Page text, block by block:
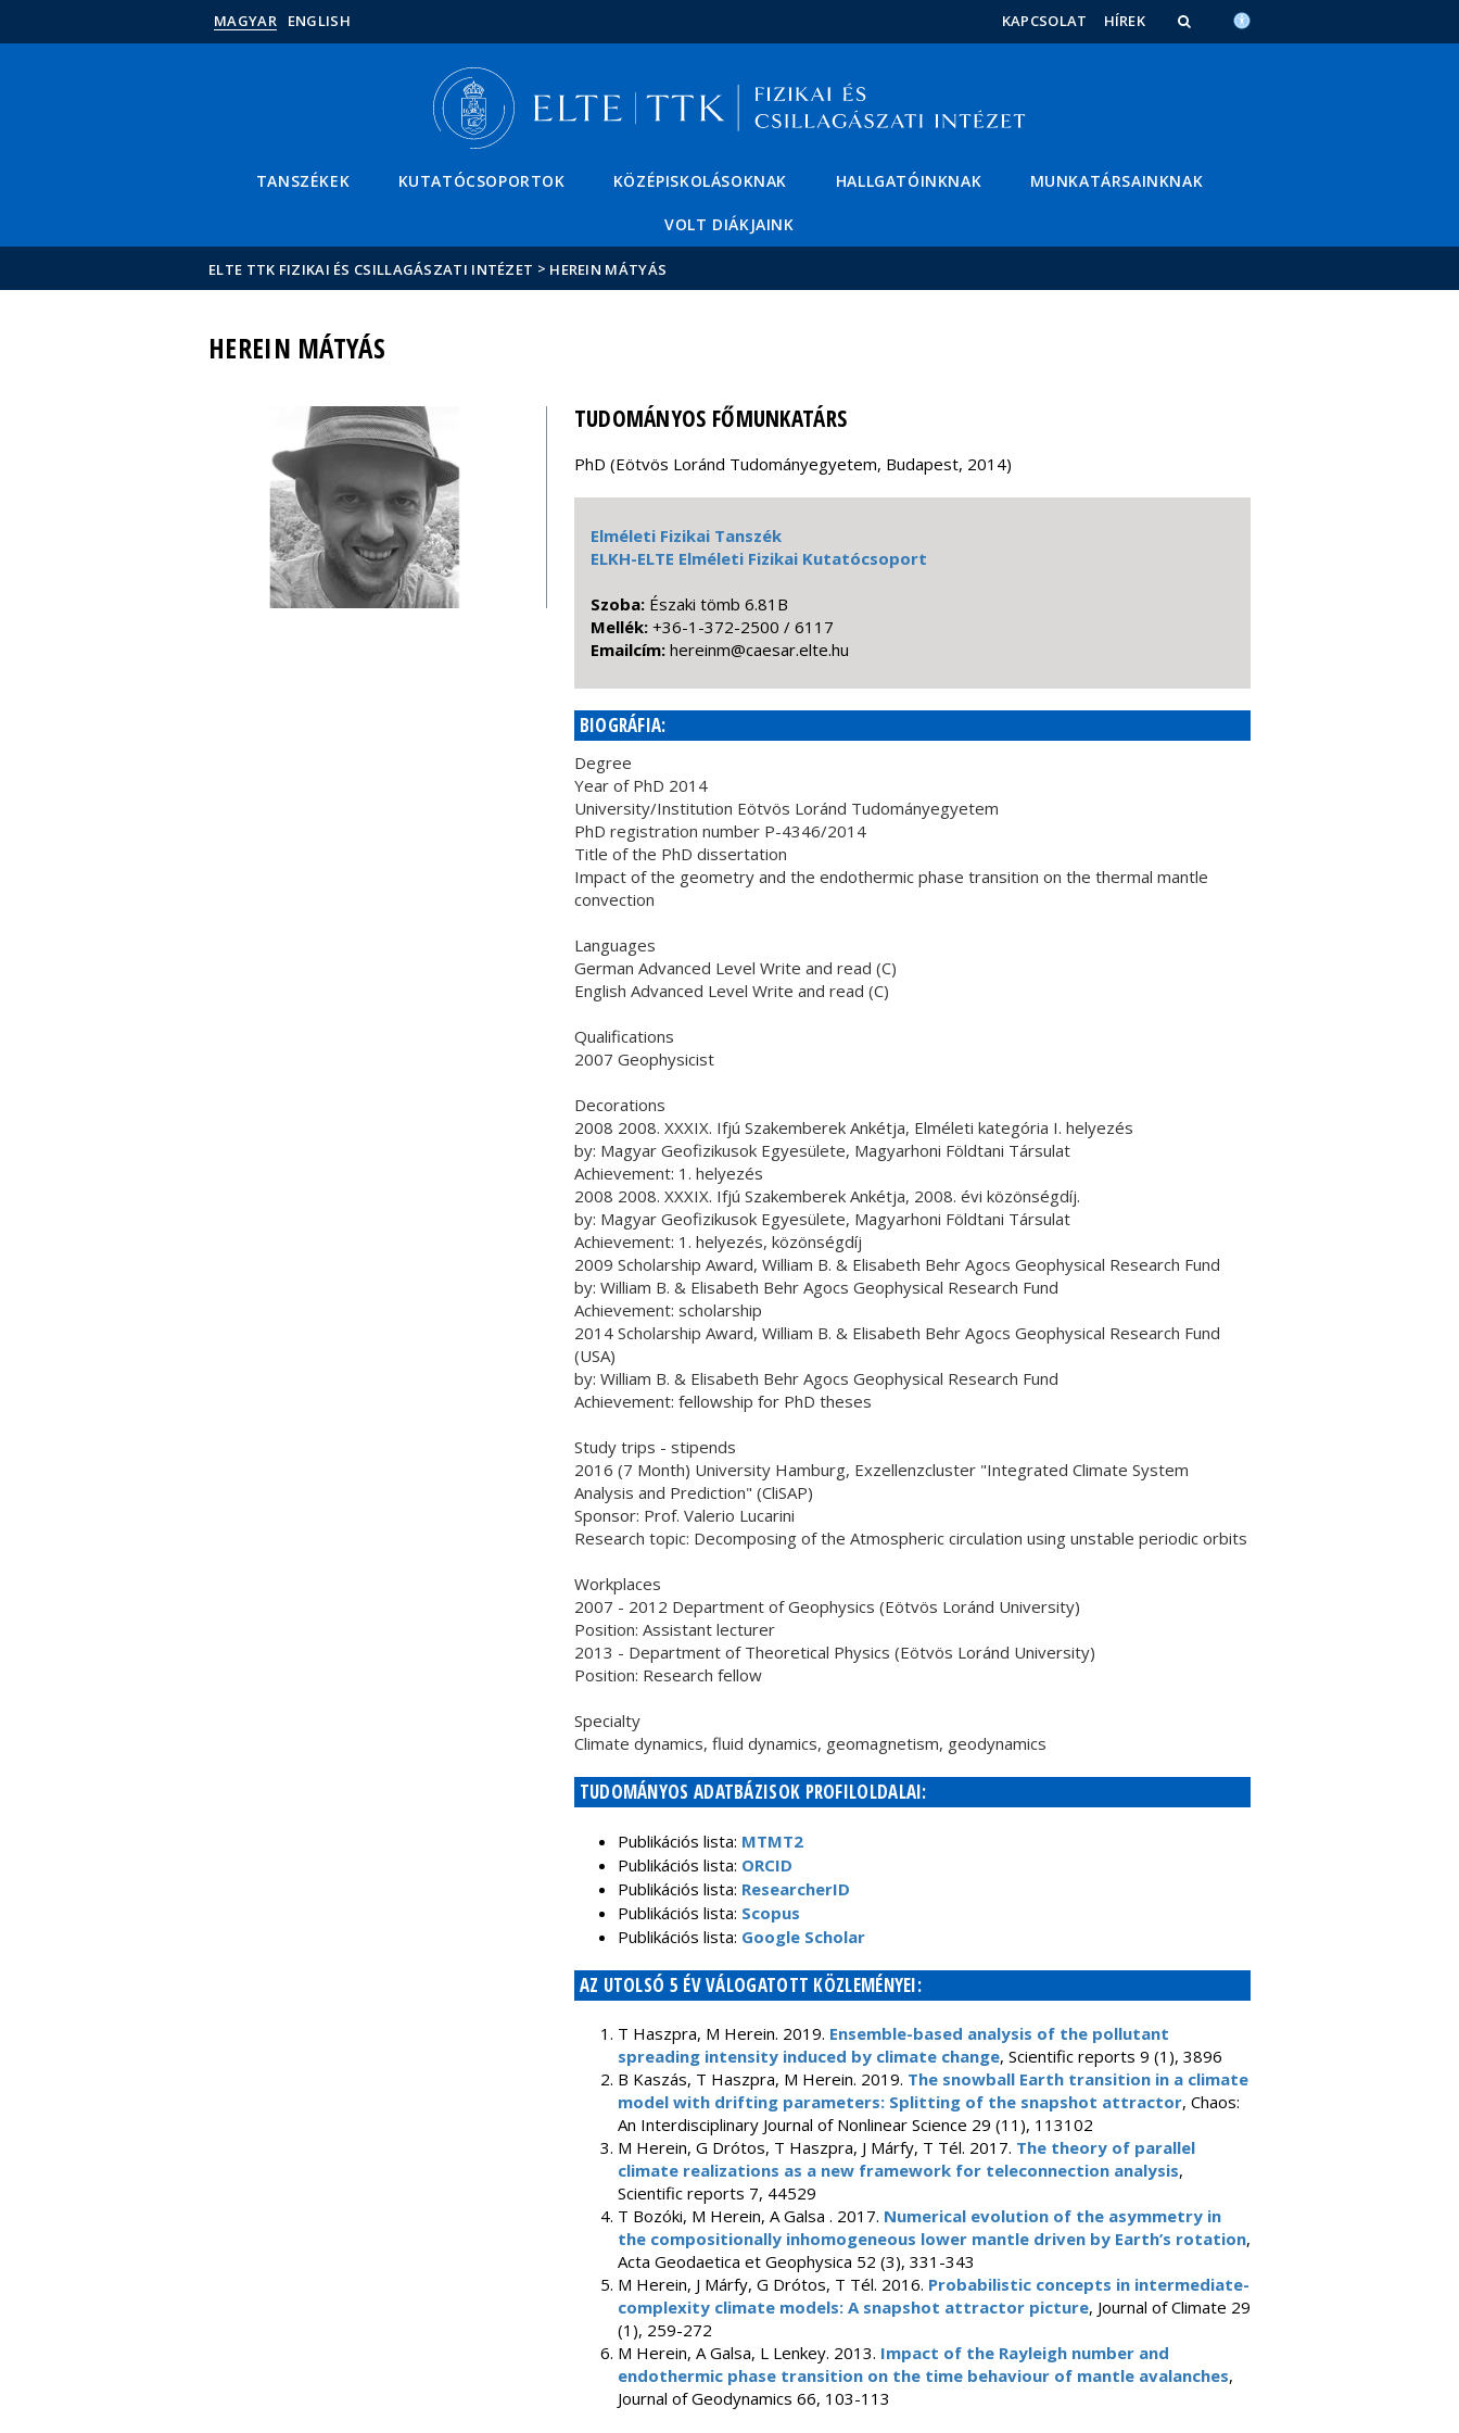
MAGYAR ENGLISH KAPCSOLAT HÍREK
TANSZÉKEK KUTATÓCSOPORTOK KÖZÉPISKOLÁSOKNAK HALLGATÓINKNAK MUNKATÁRSAINKNAK
VOLT DIÁKJAINK
ELTE TTK FIZIKAI ÉS CSILLAGÁSZATI INTÉZET > HEREIN MÁTYÁS
HEREIN MÁTYÁS
TUDOMÁNYOS FŐMUNKATÁRS
PhD (Eötvös Loránd Tudományegyetem, Budapest, 2014)
Elméleti Fizikai Tanszék
ELKH-ELTE Elméleti Fizikai Kutatócsoport
Szoba: Északi tömb 6.81B
Mellék: +36-1-372-2500 / 6117
Emailcím: uh.etle.raseac@mniereh
BIOGRÁFIA:
Degree
Year of PhD 2014
University/Institution Eötvös Loránd Tudományegyetem
PhD registration number P-4346/2014
Title of the PhD dissertation
Impact of the geometry and the endothermic phase transition on the thermal mantle
convection
Languages
German Advanced Level Write and read (C)
English Advanced Level Write and read (C)
Qualifications
2007 Geophysicist
Decorations
2008 2008. XXXIX. Ifjú Szakemberek Ankétja, Elméleti kategória I. helyezés
by: Magyar Geofizikusok Egyesülete, Magyarhoni Földtani Társulat
Achievement: 1. helyezés
2008 2008. XXXIX. Ifjú Szakemberek Ankétja, 2008. évi közönségdíj.
by: Magyar Geofizikusok Egyesülete, Magyarhoni Földtani Társulat
Achievement: 1. helyezés, közönségdíj
2009 Scholarship Award, William B. & Elisabeth Behr Agocs Geophysical Research Fund
by: William B. & Elisabeth Behr Agocs Geophysical Research Fund
Achievement: scholarship
2014 Scholarship Award, William B. & Elisabeth Behr Agocs Geophysical Research Fund
(USA)
by: William B. & Elisabeth Behr Agocs Geophysical Research Fund
Achievement: fellowship for PhD theses
Study trips - stipends
2016 (7 Month) University Hamburg, Exzellenzcluster "Integrated Climate System
Analysis and Prediction" (CliSAP)
Sponsor: Prof. Valerio Lucarini
Research topic: Decomposing of the Atmospheric circulation using unstable periodic orbits
Workplaces
2007 - 2012 Department of Geophysics (Eötvös Loránd University)
Position: Assistant lecturer
2013 - Department of Theoretical Physics (Eötvös Loránd University)
Position: Research fellow
Specialty
Climate dynamics, fluid dynamics, geomagnetism, geodynamics
TUDOMÁNYOS ADATBÁZISOK PROFILOLDALAI:
Publikációs lista: MTMT2
Publikációs lista: ORCID
Publikációs lista: ResearcherID
Publikációs lista: Scopus
Publikációs lista: Google Scholar
AZ UTOLSÓ 5 ÉV VÁLOGATOTT KÖZLEMÉNYEI:
T Haszpra, M Herein. 2019. Ensemble-based analysis of the pollutant
spreading intensity induced by climate change, Scientific reports 9 (1), 3896
B Kaszás, T Haszpra, M Herein. 2019. The snowball Earth transition in a climate
model with drifting parameters: Splitting of the snapshot attractor, Chaos:
An Interdisciplinary Journal of Nonlinear Science 29 (11), 113102
M Herein, G Drótos, T Haszpra, J Márfy, T Tél. 2017. The theory of parallel
climate realizations as a new framework for teleconnection analysis,
Scientific reports 7, 44529
T Bozóki, M Herein, A Galsa . 2017. Numerical evolution of the asymmetry in
the compositionally inhomogeneous lower mantle driven by Earth’s rotation,
Acta Geodaetica et Geophysica 52 (3), 331-343
M Herein, J Márfy, G Drótos, T Tél. 2016. Probabilistic concepts in intermediate-
complexity climate models: A snapshot attractor picture, Journal of Climate 29
(1), 259-272
M Herein, A Galsa, L Lenkey. 2013. Impact of the Rayleigh number and
endothermic phase transition on the time behaviour of mantle avalanches,
Journal of Geodynamics 66, 103-113